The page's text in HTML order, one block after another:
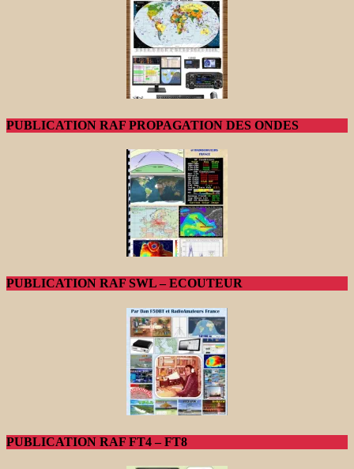
PUBLICATION RAF PROPAGATION DES ONDES
PUBLICATION RAF SWL – ECOUTEUR
PUBLICATION RAF FT4 – FT8